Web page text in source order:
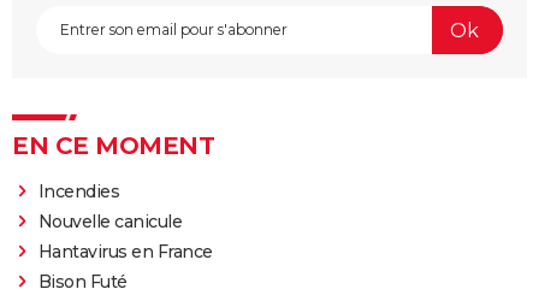
EN CE MOMENT
Incendies
Nouvelle canicule
Hantavirus en France
Bison Futé